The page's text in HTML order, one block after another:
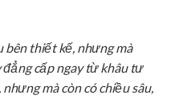
bên thiết kế, nhưng mà
cấp ngay từ khâu tư
mà còn có chiều sâu,